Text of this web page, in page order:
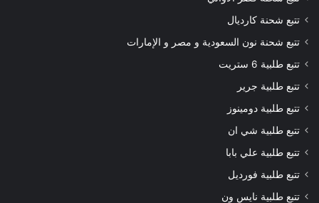
تتبع شحنة كارديال
تتبع شحنة نون السعودية و مصر و الإمارات
تتبع طلبية 6 ستريت
تتبع طلبية جرير
تتبع طلبية دومينوز
تتبع طلبية شي ان
تتبع طلبية علي بابا
تتبع طلبية فورديل
تتبع طلبية نايس ون